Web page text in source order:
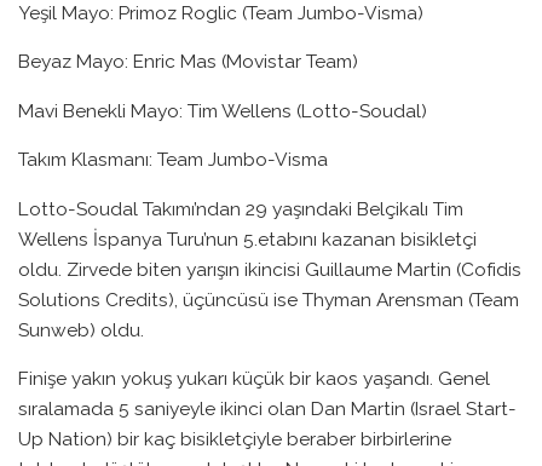
Yeşil Mayo: Primoz Roglic (Team Jumbo-Visma)
Beyaz Mayo: Enric Mas (Movistar Team)
Mavi Benekli Mayo: Tim Wellens (Lotto-Soudal)
Takım Klasmanı: Team Jumbo-Visma
Lotto-Soudal Takımı’ndan 29 yaşındaki Belçikalı Tim
Wellens İspanya Turu’nun 5.etabını kazanan bisikletçi
oldu. Zirvede biten yarışın ikincisi Guillaume Martin (Cofidis
Solutions Credits), üçüncüsü ise Thyman Arensman (Team
Sunweb) oldu.
Finişe yakın yokuş yukarı küçük bir kaos yaşandı. Genel
sıralamada 5 saniyeyle ikinci olan Dan Martin (Israel Start-
Up Nation) bir kaç bisikletçiyle beraber birbirlerine